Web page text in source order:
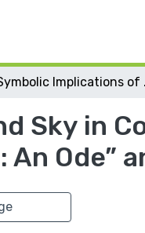
Symbolic
Sky in
Ode”